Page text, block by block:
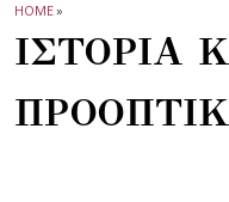
HOME»
ΙΣΤΟΡΙΑ